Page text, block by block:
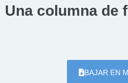
Una columna de
BAJAR EN